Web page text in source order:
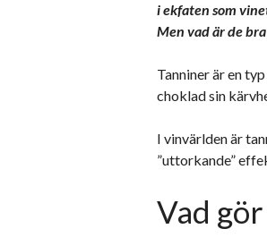
i ekfaten som
Men vad är de
Tanniner är en
choklad sin
I vinvärlden är
”uttorkande”
Vad